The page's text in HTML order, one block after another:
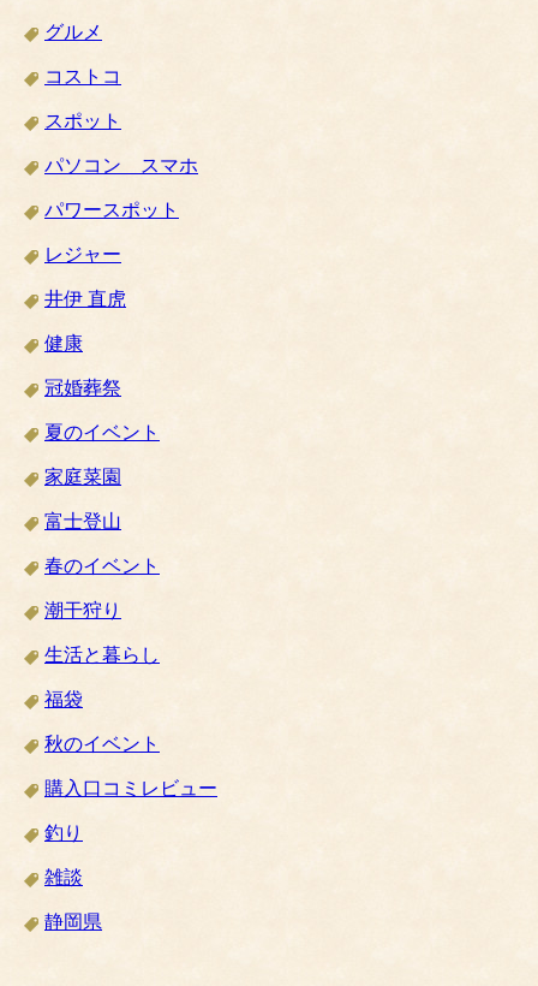
グルメ
コストコ
スポット
パソコン スマホ
パワースポット
レジャー
井伊 直虎
健康
冠婚葬祭
夏のイベント
家庭菜園
富士登山
春のイベント
潮干狩り
生活と暮らし
福袋
秋のイベント
購入口コミレビュー
釣り
雑談
静岡県